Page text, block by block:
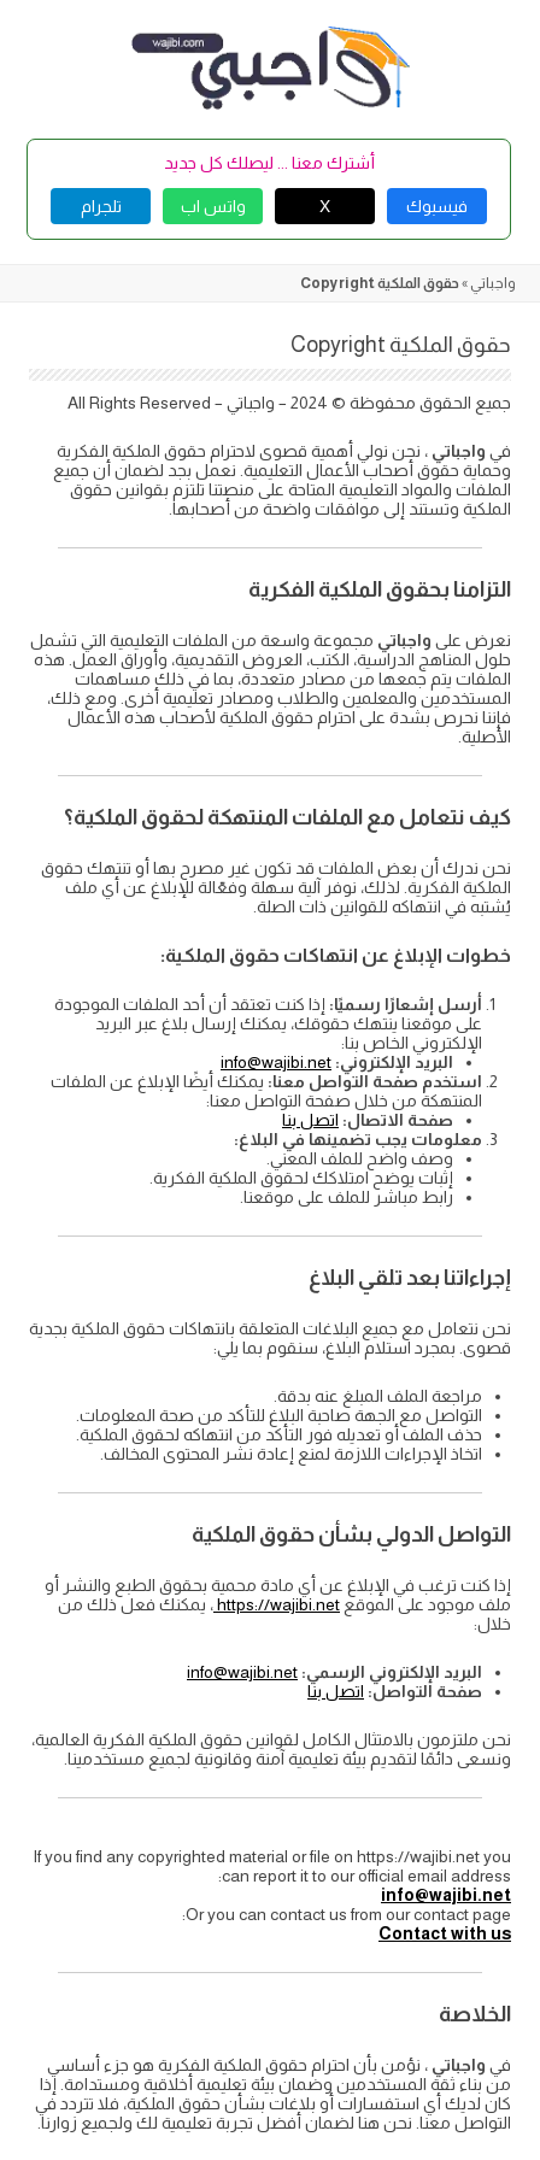
أشترك معنا ... ليصلك كل جديد
فيسبوك X واتس اب تلجرام
واجباتي » حقوق الملكية Copyright​
حقوق الملكية Copyright​
جميع الحقوق محفوظة © 2024 – واجباتي – All Rights Reserved
في واجباتي ، نحن نولي أهمية قصوى لاحترام حقوق الملكية الفكرية
وحماية حقوق أصحاب الأعمال التعليمية. نعمل بجد لضمان أن جميع
الملفات والمواد التعليمية المتاحة على منصتنا تلتزم بقوانين حقوق
الملكية وتستند إلى موافقات واضحة من أصحابها.
التزامنا بحقوق الملكية الفكرية
نعرض على واجباتي مجموعة واسعة من الملفات التعليمية التي تشمل
حلول المناهج الدراسية، الكتب، العروض التقديمية، وأوراق العمل. هذه
الملفات يتم جمعها من مصادر متعددة، بما في ذلك مساهمات
المستخدمين والمعلمين والطلاب ومصادر تعليمية أخرى. ومع ذلك،
فإننا نحرص بشدة على احترام حقوق الملكية لأصحاب هذه الأعمال
الأصلية.
كيف نتعامل مع الملفات المنتهكة لحقوق الملكية؟
نحن ندرك أن بعض الملفات قد تكون غير مصرح بها أو تنتهك حقوق
الملكية الفكرية. لذلك، نوفر آلية سهلة وفعّالة للإبلاغ عن أي ملف
يُشتبه في انتهاكه للقوانين ذات الصلة.
خطوات الإبلاغ عن انتهاكات حقوق الملكية:
أرسل إشعارًا رسميًا: إذا كنت تعتقد أن أحد الملفات الموجودة
على موقعنا ينتهك حقوقك، يمكنك إرسال بلاغ عبر البريد
الإلكتروني الخاص بنا:
البريد الإلكتروني: info@wajibi.net
استخدم صفحة التواصل معنا: يمكنك أيضًا الإبلاغ عن الملفات
المنتهكة من خلال صفحة التواصل معنا:
صفحة الاتصال: اتصل بنا
معلومات يجب تضمينها في البلاغ:
وصف واضح للملف المعني.
إثبات يوضح امتلاكك لحقوق الملكية الفكرية.
رابط مباشر للملف على موقعنا.
إجراءاتنا بعد تلقي البلاغ
نحن نتعامل مع جميع البلاغات المتعلقة بانتهاكات حقوق الملكية بجدية
قصوى. بمجرد استلام البلاغ، سنقوم بما يلي:
مراجعة الملف المبلغ عنه بدقة.
التواصل مع الجهة صاحبة البلاغ للتأكد من صحة المعلومات.
حذف الملف أو تعديله فور التأكد من انتهاكه لحقوق الملكية.
اتخاذ الإجراءات اللازمة لمنع إعادة نشر المحتوى المخالف.
التواصل الدولي بشأن حقوق الملكية
إذا كنت ترغب في الإبلاغ عن أي مادة محمية بحقوق الطبع والنشر أو
ملف موجود على الموقع https://wajibi.net، يمكنك فعل ذلك من
خلال:
البريد الإلكتروني الرسمي: info@wajibi.net
صفحة التواصل: اتصل بنا
نحن ملتزمون بالامتثال الكامل لقوانين حقوق الملكية الفكرية العالمية،
ونسعى دائمًا لتقديم بيئة تعليمية آمنة وقانونية لجميع مستخدمينا.
If you find any copyrighted material or file on https://wajibi.net you
can report it to our official email address:
info@wajibi.net
Or you can contact us from our contact page:
Contact with us
الخلاصة
في واجباتي ، نؤمن بأن احترام حقوق الملكية الفكرية هو جزء أساسي
من بناء ثقة المستخدمين وضمان بيئة تعليمية أخلاقية ومستدامة. إذا
كان لديك أي استفسارات أو بلاغات بشأن حقوق الملكية، فلا تتردد في
التواصل معنا. نحن هنا لضمان أفضل تجربة تعليمية لك ولجميع زوارنا.